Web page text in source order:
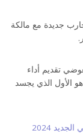
جديدة مع مالكة
تقديم أداء
الأول الذي يجسد